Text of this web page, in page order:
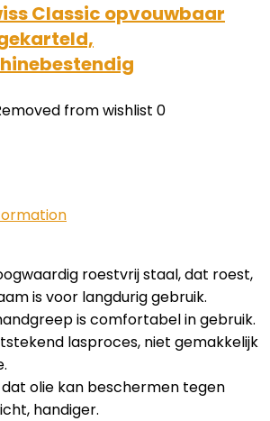
Classic opvouwbaar
from wishlist 0
roestvrij staal, dat roest,
is voor langdurig gebruik.
is comfortabel in gebruik.
lasproces, niet gemakkelijk
olie kan beschermen tegen
handiger.